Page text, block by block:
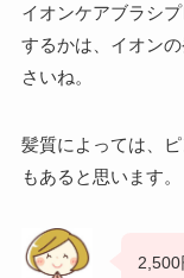
イオンケアブラシ
するかは、イオン
さいね。
髪質によっては、
もあると思います。
2,500